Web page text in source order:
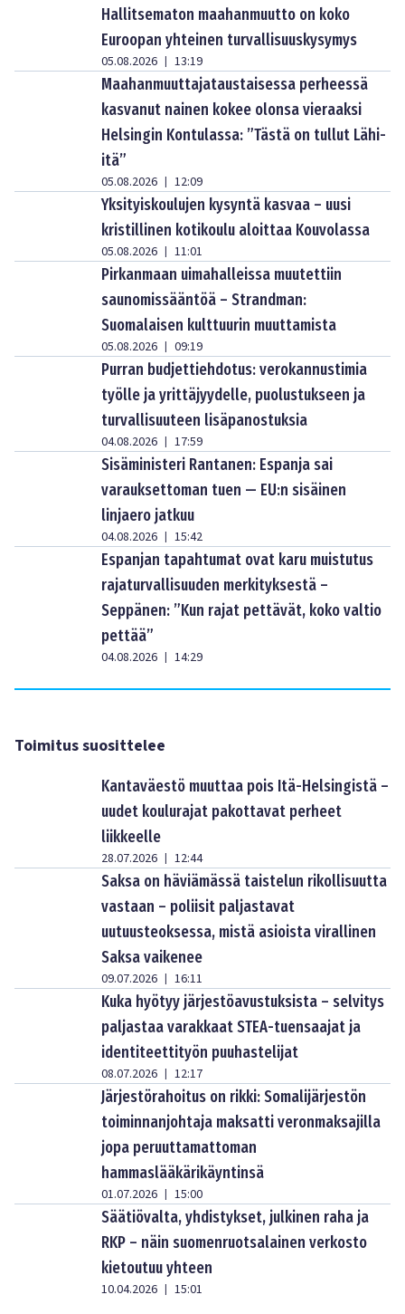
Hallitsematon maahanmuutto on koko
Euroopan yhteinen turvallisuuskysymys
05.08.2026 | 13:19
Maahanmuuttajataustaisessa perheessä
kasvanut nainen kokee olonsa vieraaksi
Helsingin Kontulassa: ”Tästä on tullut Lähi-
itä”
05.08.2026 | 12:09
Yksityiskoulujen kysyntä kasvaa – uusi
kristillinen kotikoulu aloittaa Kouvolassa
05.08.2026 | 11:01
Pirkanmaan uimahalleissa muutettiin
saunomissääntöä – Strandman:
Suomalaisen kulttuurin muuttamista
05.08.2026 | 09:19
Purran budjettiehdotus: verokannustimia
työlle ja yrittäjyydelle, puolustukseen ja
turvallisuuteen lisäpanostuksia
04.08.2026 | 17:59
Sisäministeri Rantanen: Espanja sai
varauksettoman tuen — EU:n sisäinen
linjaero jatkuu
04.08.2026 | 15:42
Espanjan tapahtumat ovat karu muistutus
rajaturvallisuuden merkityksestä –
Seppänen: ”Kun rajat pettävät, koko valtio
pettää”
04.08.2026 | 14:29
Toimitus suosittelee
Kantaväestö muuttaa pois Itä-Helsingistä –
uudet koulurajat pakottavat perheet
liikkeelle
28.07.2026 | 12:44
Saksa on häviämässä taistelun rikollisuutta
vastaan – poliisit paljastavat
uutuusteoksessa, mistä asioista virallinen
Saksa vaikenee
09.07.2026 | 16:11
Kuka hyötyy järjestöavustuksista – selvitys
paljastaa varakkaat STEA-tuensaajat ja
identiteettityön puuhastelijat
08.07.2026 | 12:17
Järjestörahoitus on rikki: Somalijärjestön
toiminnanjohtaja maksatti veronmaksajilla
jopa peruuttamattoman
hammaslääkärikäyntinsä
01.07.2026 | 15:00
Säätiövalta, yhdistykset, julkinen raha ja
RKP – näin suomenruotsalainen verkosto
kietoutuu yhteen
10.04.2026 | 15:01